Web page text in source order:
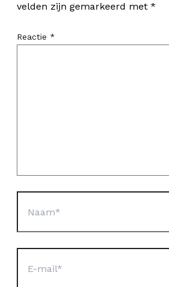
velden zijn gemarkeerd met *
Reactie *
mail*